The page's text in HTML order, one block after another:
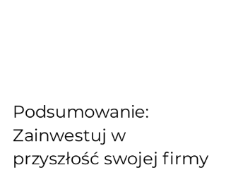
Podsumowanie:
Zainwestuj w
przyszłość swojej firmy